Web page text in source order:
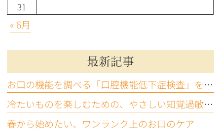
31
« 6月
最新記事
お口の機能を調べる「口腔機能低下症検査」をご存じですか？
冷たいものを楽しむための、やさしい知覚過敏ケア
春から始めたい、ワンランク上のお口のケア